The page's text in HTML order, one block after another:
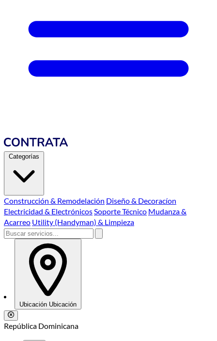
Categorías
Construcción & Remodelación Diseño & Decoracíon
Electricidad & ElectrónicosSoporte Técnico Mudanza &
Acarreo Utility (Handyman) & Limpieza
Ubicación Ubicación
República Dominicana